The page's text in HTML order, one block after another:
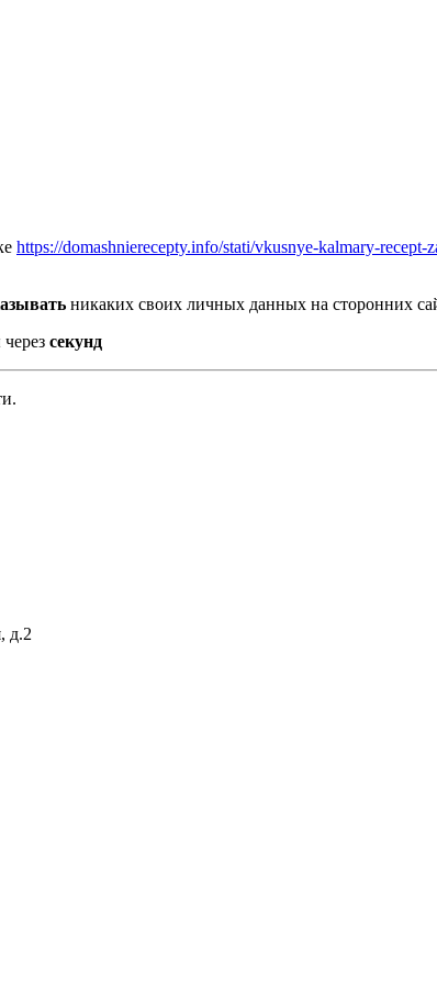
https://domashnierecepty.info/stati/vkusnye-kalmary-recept-
никаких своих личных данных на сторонних
секунд
д.2